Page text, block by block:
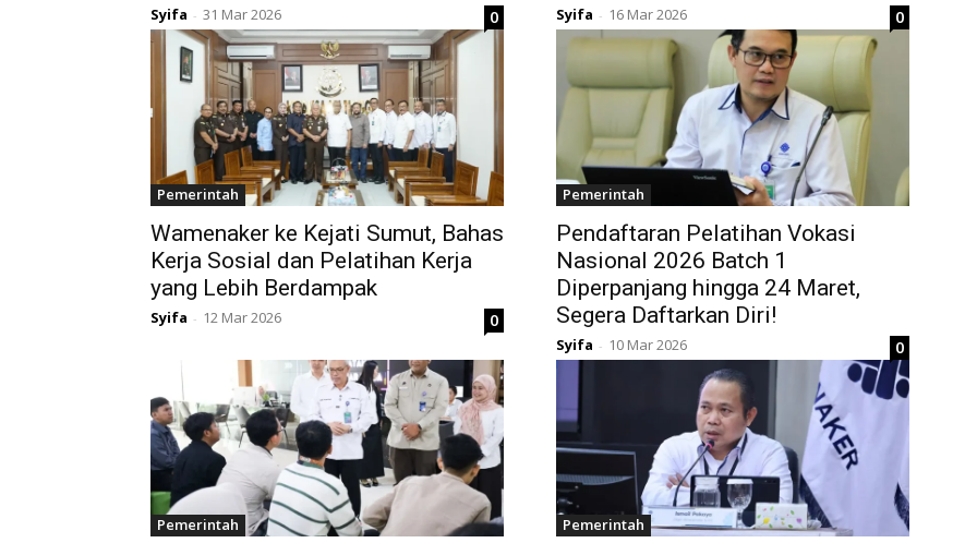
Syifa - 31 Mar 2026 0 Syifa - 16 Mar 2026 0
Pemerintah
Wamenaker ke Kejati Sumut, Bahas
Kerja Sosial dan Pelatihan Kerja
yang Lebih Berdampak
Syifa - 12 Mar 2026 0
Pemerintah
Pendaftaran Pelatihan Vokasi
Nasional 2026 Batch 1
Diperpanjang hingga 24 Maret,
Segera Daftarkan Diri!
Syifa - 10 Mar 2026 0
Pemerintah Pemerintah